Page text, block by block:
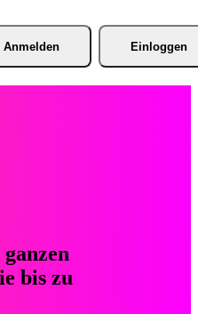
Anmelden Einloggen
bis zu